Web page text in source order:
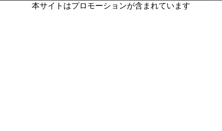
本サイトはプロモーションが含まれています